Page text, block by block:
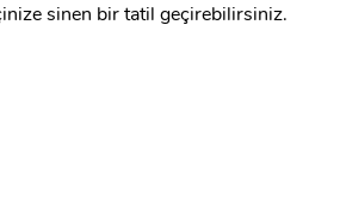
sinen bir tatil geçirebilirsiniz.